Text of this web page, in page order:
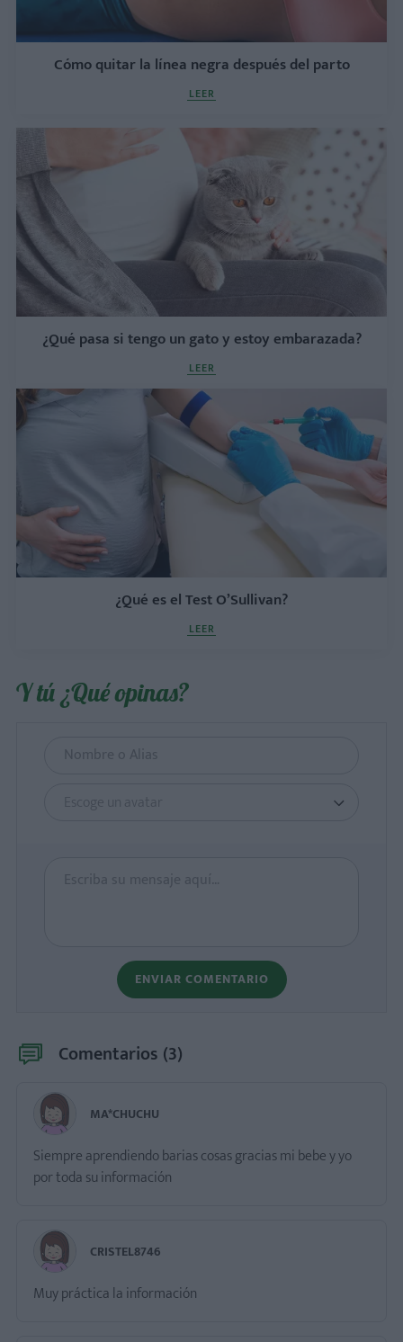
Cómo quitar la línea negra después del parto
LEER
¿Qué pasa si tengo un gato y estoy embarazada?
LEER
¿Qué es el Test O’Sullivan?
LEER
Y tú ¿Qué opinas?
Escoge un avatar
ENVIAR COMENTARIO
Comentarios (3)
MA*CHUCHU
Siempre aprendiendo barias cosas gracias mi bebe y yo
por toda su información
CRISTEL8746
Muy práctica la información